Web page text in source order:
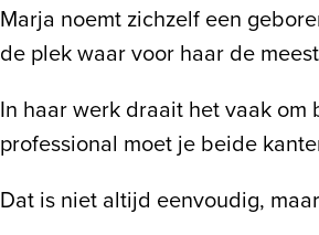
Marja noemt zichzelf een
de plek waar voor haar de
In haar werk draait het vaak
professional moet je beide
Dat is niet altijd eenvoudig,